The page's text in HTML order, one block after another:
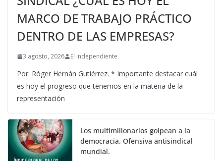
MARCO DE TRABAJO PRÁCTICO
DENTRO DE LAS EMPRESAS?
3 agosto, 2026 El Independiente
Por: Róger Hernán Gutiérrez. * Importante destacar cuál
es hoy el progreso que tenemos en la materia de la
representación
Los multimillonarios golpean a la
democracia. Ofensiva antisindical
mundial.